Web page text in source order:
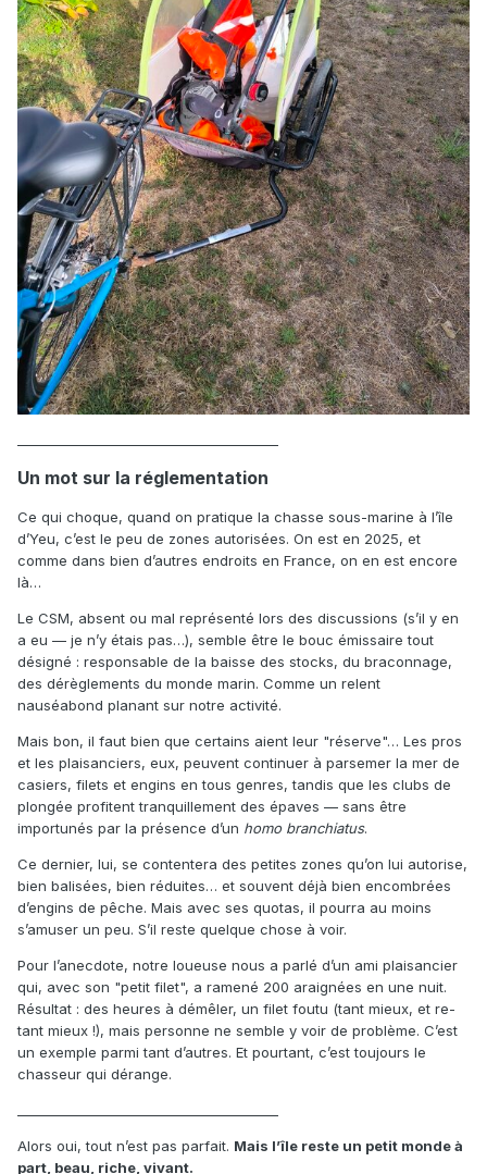
Un mot sur la réglementation
Ce qui choque, quand on pratique la chasse sous-marine à l’île
d’Yeu, c’est le peu de zones autorisées. On est en 2025, et
comme dans bien d’autres endroits en France, on en est encore
là…
Le CSM, absent ou mal représenté lors des discussions (s’il y en
a eu — je n’y étais pas…), semble être le bouc émissaire tout
désigné : responsable de la baisse des stocks, du braconnage,
des dérèglements du monde marin. Comme un relent
nauséabond planant sur notre activité.
Mais bon, il faut bien que certains aient leur "réserve"… Les pros
et les plaisanciers, eux, peuvent continuer à parsemer la mer de
casiers, filets et engins en tous genres, tandis que les clubs de
plongée profitent tranquillement des épaves — sans être
importunés par la présence d’un homo branchiatus.
Ce dernier, lui, se contentera des petites zones qu’on lui autorise,
bien balisées, bien réduites… et souvent déjà bien encombrées
d’engins de pêche. Mais avec ses quotas, il pourra au moins
s’amuser un peu. S’il reste quelque chose à voir.
Pour l’anecdote, notre loueuse nous a parlé d’un ami plaisancier
qui, avec son "petit filet", a ramené 200 araignées en une nuit.
Résultat : des heures à démêler, un filet foutu (tant mieux, et re-
tant mieux !), mais personne ne semble y voir de problème. C’est
un exemple parmi tant d’autres. Et pourtant, c’est toujours le
chasseur qui dérange.
Alors oui, tout n’est pas parfait. Mais l’île reste un petit monde à
part, beau, riche, vivant.